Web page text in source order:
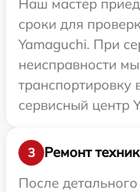
Наш мастер
сроки для
Yamaguchi. При
неисправности
транспортировку
сервисный центр
3
Ремонт
После